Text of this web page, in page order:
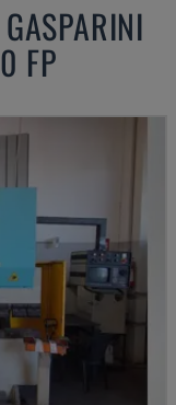
GASPARINI
FP